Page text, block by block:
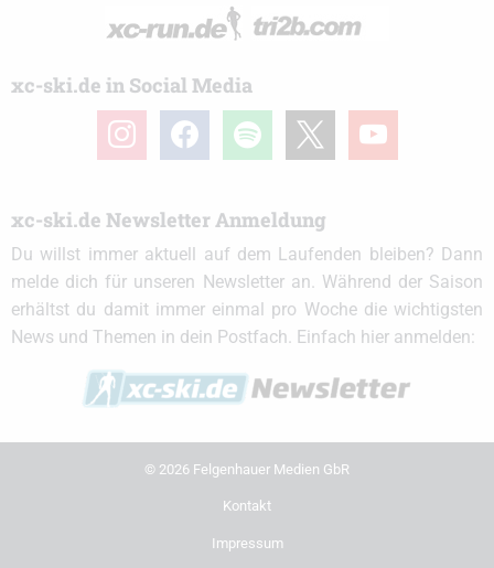
xc-ski.de in Social Media
instagramfacebook spotify youtube
xc-ski.de Newsletter Anmeldung
Du willst immer aktuell auf dem Laufenden bleiben? Dann
melde dich für unseren Newsletter an. Während der Saison
erhältst du damit immer einmal pro Woche die wichtigsten
News und Themen in dein Postfach. Einfach hier anmelden:
© 2026 Felgenhauer Medien GbR
Kontakt
Impressum